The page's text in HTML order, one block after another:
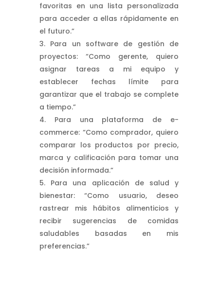
favoritas en una lista personalizada
para acceder a ellas rápidamente en
el futuro.”
Para un software de gestión de
proyectos: “Como gerente, quiero
asignar tareas a mi equipo y
establecer fechas límite para
garantizar que el trabajo se complete
a tiempo.”
Para una plataforma de e-
commerce: “Como comprador, quiero
comparar los productos por precio,
marca y calificación para tomar una
decisión informada.”
Para una aplicación de salud y
bienestar: “Como usuario, deseo
rastrear mis hábitos alimenticios y
recibir sugerencias de comidas
saludables basadas en mis
preferencias.”